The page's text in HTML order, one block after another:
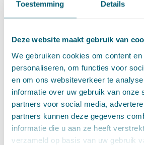
Toestemming Details
Deze website maakt gebruik van
We gebruiken cookies om content
personaliseren, om functies voor
en om ons websiteverkeer te
informatie over uw gebruik van onze
partners voor social media,
partners kunnen deze gegevens
informatie die u aan ze heeft
verzameld op basis van uw gebruik
nog moeilijk in te schatten.
van de ambities, het integraal afwegen
het regelen van participatie en
op het net krijgen van de duurzame
minister. Overigens worden de regio’s
onderwerp energiebesparing in de
hun RES 1.0 op te nemen. De regio’s
eerdere fases nog niet inzichtelijk
nog werk aan de winkel.